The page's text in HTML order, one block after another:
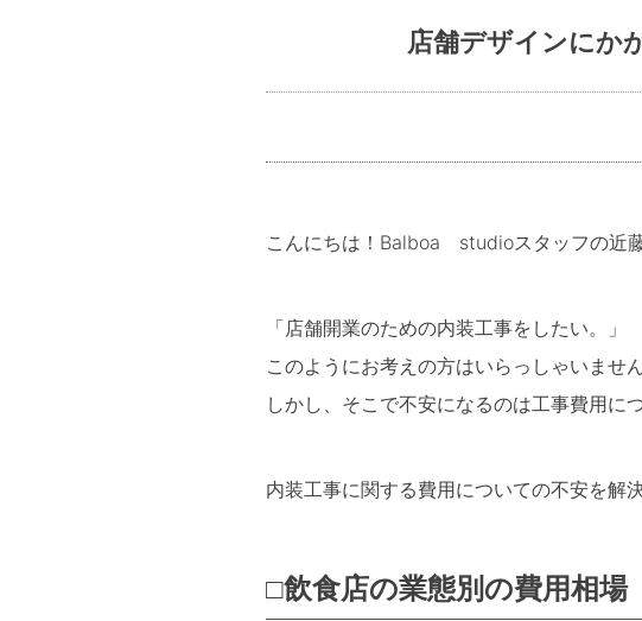
店舗デザインにか
こんにちは！Balboa studioスタッフの近藤
「店舗開業のための内装工事をしたい。」
このようにお考えの方はいらっしゃいません
しかし、そこで不安になるのは工事費用に
内装工事に関する費用についての不安を解
□飲食店の業態別の費用相場